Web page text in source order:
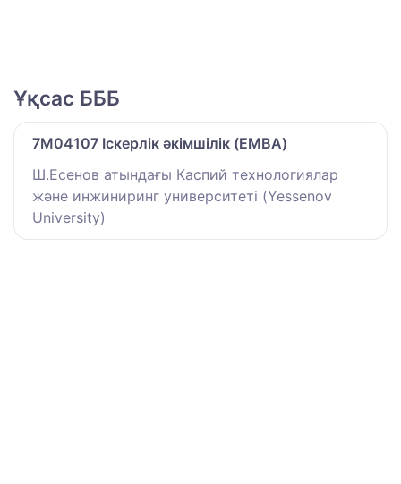
Ұқсас БББ
7M04107 Іскерлік әкімшілік (EMBA)
Ш.Есенов атындағы Каспий технологиялар
және инжиниринг университеті (Yessenov
University)